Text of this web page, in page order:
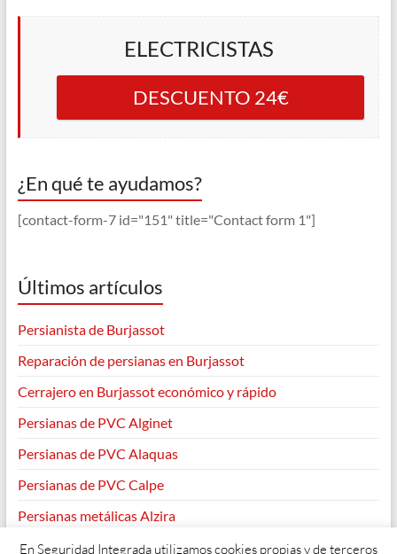
ELECTRICISTAS
DESCUENTO 24€
¿En qué te ayudamos?
[contact-form-7 id="151" title="Contact form 1"]
Últimos artículos
Persianista de Burjassot
Reparación de persianas en Burjassot
Cerrajero en Burjassot económico y rápido
Persianas de PVC Alginet
Persianas de PVC Alaquas
Persianas de PVC Calpe
Persianas metálicas Alzira
En Seguridad Integrada utilizamos cookies propias y de terceros